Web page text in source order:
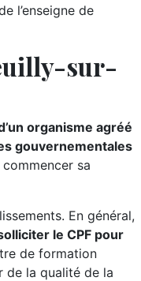
l’enseigne de
sur-
organisme agréé
gouvernementales
sa
En général,
le CPF pour
de formation
de la qualité de la